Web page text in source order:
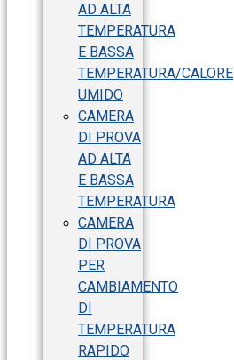
AD ALTA
TEMPERATURA
E BASSA
TEMPERATURA/CALORE
UMIDO
CAMERA
DI PROVA
AD ALTA
E BASSA
TEMPERATURA
CAMERA
DI PROVA
PER
CAMBIAMENTO
DI
TEMPERATURA
RAPIDO